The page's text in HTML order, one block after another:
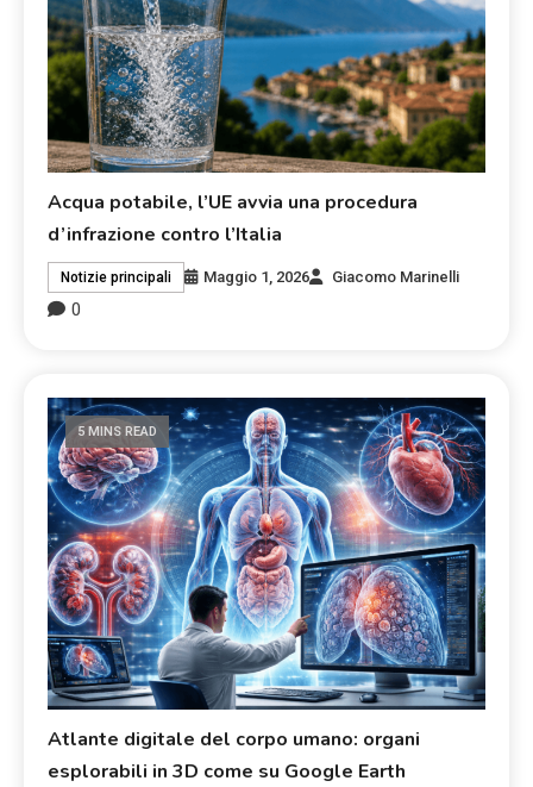
Acqua potabile, l’UE avvia una procedura
d’infrazione contro l’Italia
Notizie principali Maggio 1, 2026 Giacomo Marinelli
0
5 MINS READ
Atlante digitale del corpo umano: organi
esplorabili in 3D come su Google Earth